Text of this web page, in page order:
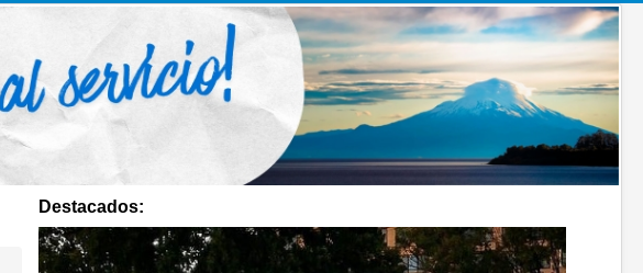
Destacados: